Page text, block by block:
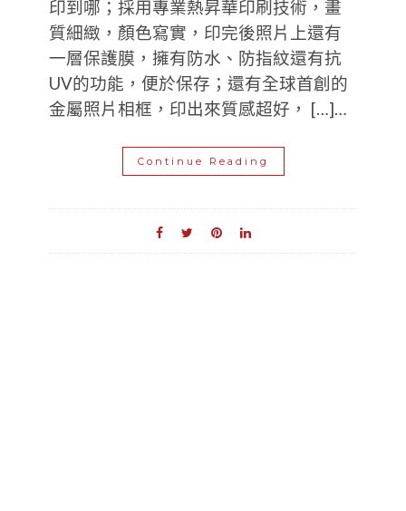
印到哪；採用專業熱昇華印刷技術，畫
質細緻，顏色寫實，印完後照片上還有
一層保護膜，擁有防水、防指紋還有抗
UV的功能，便於保存；還有全球首創的
金屬照片相框，印出來質感超好， […]…
Continue Reading